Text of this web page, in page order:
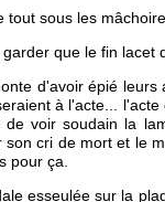
sous les
que le fin lacet
d'avoir épié leurs
à l'acte...
voir soudain la
cri de mort et le
pour ça.
esseulée sur la